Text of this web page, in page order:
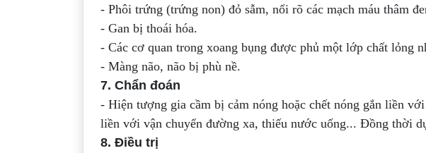
- Phôi trứng (trứng non) đỏ sẫm, nổi rõ các mạch máu thâm
- Gan bị thoái hóa.
- Các cơ quan trong xoang bụng được phủ một lớp chất lỏng
- Màng não, não bị phù nề.
7. Chẩn đoán
- Hiện tượng gia cầm bị cảm nóng hoặc chết nóng gắn liền
liền với vận chuyển đường xa, thiếu nước uống... Đồng thời
8. Điều trị